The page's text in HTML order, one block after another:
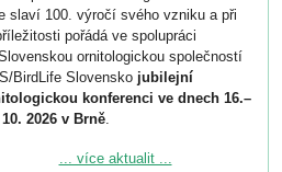
slaví 100. výročí svého vzniku a při
pořádá ve spolupráci
ornitologickou společností
BirdLife Slovensko jubilejní
konferenci ve dnech 16.–
2026 v Brně.
informace ke konferenci
... více aktualit ...